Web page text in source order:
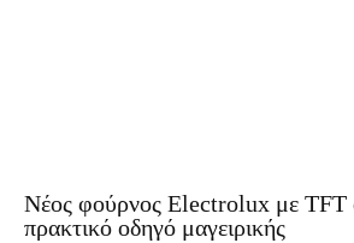
Νέος φούρνος Electrolux με TFT
πρακτικό οδηγό μαγειρικής